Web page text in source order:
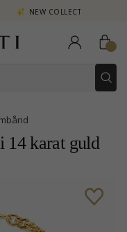
COLLECTION | AURA
14 karat guld